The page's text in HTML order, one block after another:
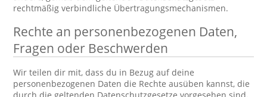
rechtmäßig verbindliche Übertragungsmechanismen.
Rechte an personenbezogenen Daten,
Fragen oder Beschwerden
Wir teilen dir mit, dass du in Bezug auf deine
personenbezogenen Daten die Rechte ausüben kannst, die